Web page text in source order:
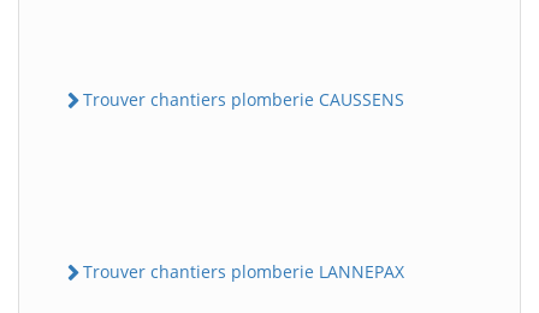
Trouver chantiers plomberie CAUSSENS
Trouver chantiers plomberie LANNEPAX